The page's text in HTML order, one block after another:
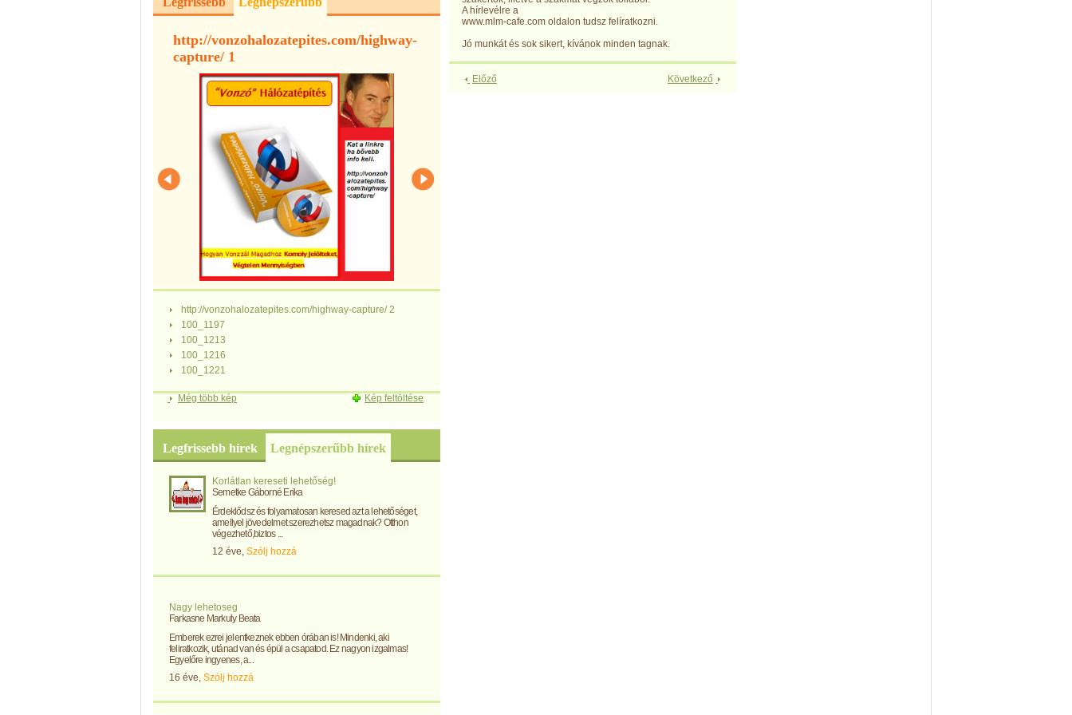
http://vonzohalozatepites.com/highway-
capture/ 1
http://vonzohalozatepites.com/highway-capture/ 2
100_1197
100_1213
100_1216
100_1221
Még több kép Kép feltöltése
Legfrissebb hírek Legnépszerűbb hírek
Korlátlan kereseti lehetőség!
Semetke Gáborné Erika
Érdeklődsz és folyamatosan keresed azt a lehetőséget,
amellyel jövedelmet szerezhetsz magadnak? Otthon
végezhető,biztos ...
12 éve, Szólj hozzá
Nagy lehetoseg
Farkasne Markuly Beata
Emberek ezrei jelentkeznek ebben órában is! Mindenki, aki
feliratkozik, utánad van és épül a csapatod. Ez nagyon izgalmas!
Egyelőre ingyenes, a...
16 éve, Szólj hozzá
A hírlevélre a
www.mlm-cafe.com oldalon tudsz felíratkozni.
Jó munkát és sok sikert, kívánok minden tagnak.
Előző Következő